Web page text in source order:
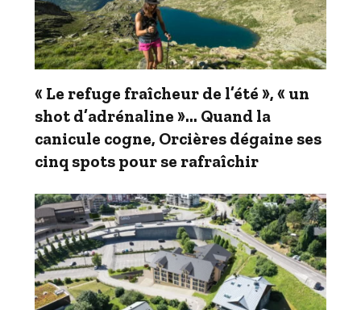
« Le refuge fraîcheur de l’été », « un
shot d’adrénaline »… Quand la
canicule cogne, Orcières dégaine ses
cinq spots pour se rafraîchir